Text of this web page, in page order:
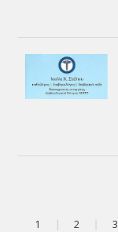
1 2 3